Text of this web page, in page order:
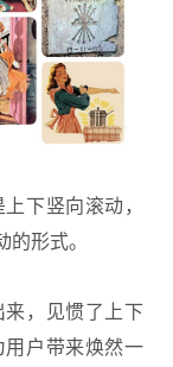
下竖向滚动，
形式。
，见惯了上下
户带来焕然一